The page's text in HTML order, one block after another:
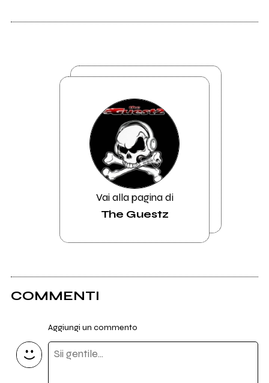
Vai alla pagina di
The Guestz
COMMENTI
Aggiungi un commento